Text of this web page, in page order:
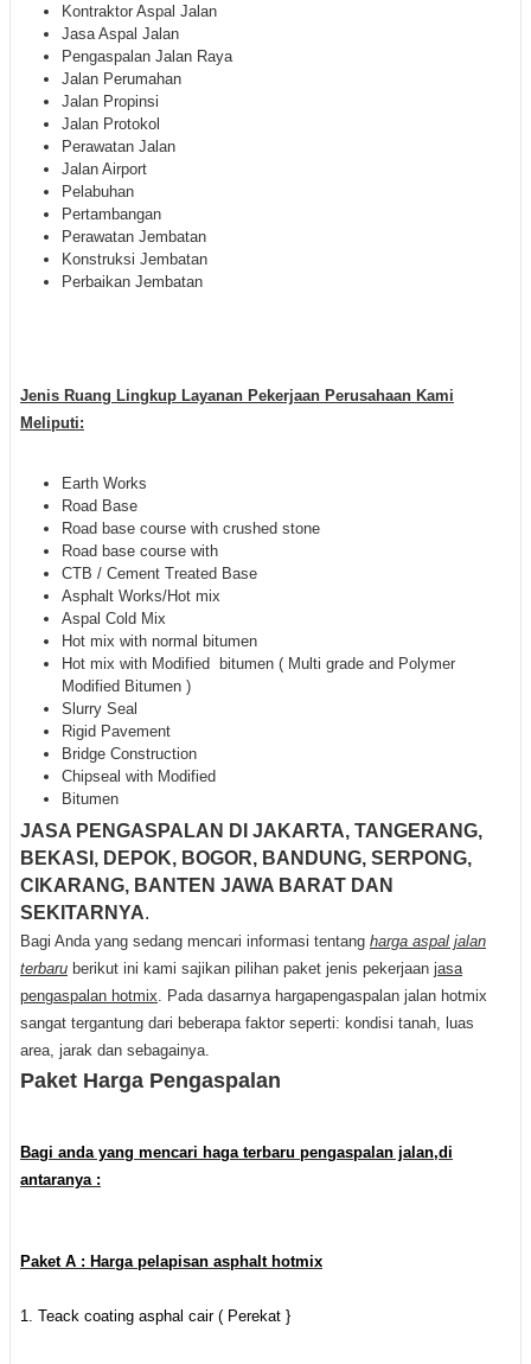
Kontraktor Aspal Jalan
Jasa Aspal Jalan
Pengaspalan Jalan Raya
Jalan Perumahan
Jalan Propinsi
Jalan Protokol
Perawatan Jalan
Jalan Airport
Pelabuhan
Pertambangan
Perawatan Jembatan
Konstruksi Jembatan
Perbaikan Jembatan
Jenis Ruang Lingkup Layanan Pekerjaan Perusahaan Kami
Meliputi:
Earth Works
Road Base
Road base course with crushed stone
Road base course with
CTB / Cement Treated Base
Asphalt Works/Hot mix
Aspal Cold Mix
Hot mix with normal bitumen
Hot mix with Modified bitumen ( Multi grade and Polymer
Modified Bitumen )
Slurry Seal
Rigid Pavement
Bridge Construction
Chipseal with Modified
Bitumen
JASA PENGASPALAN DI JAKARTA, TANGERANG,
BEKASI, DEPOK, BOGOR, BANDUNG, SERPONG,
CIKARANG, BANTEN JAWA BARAT DAN
SEKITARNYA.
Bagi Anda yang sedang mencari informasi tentang harga aspal jalan
terbaru berikut ini kami sajikan pilihan paket jenis pekerjaan jasa
pengaspalan hotmix. Pada dasarnya hargapengaspalan jalan hotmix
sangat tergantung dari beberapa faktor seperti: kondisi tanah, luas
area, jarak dan sebagainya.
Paket Harga Pengaspalan
Bagi anda yang mencari haga terbaru pengaspalan jalan,di
antaranya :
Paket A : Harga pelapisan asphalt hotmix
1. Teack coating asphal cair ( Perekat }